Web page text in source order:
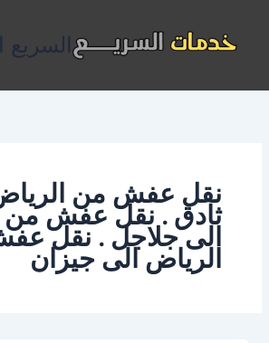
المحتوى
السريع
نقل عفش من
ثادق . نقل عفش من
الى جلاجل . نقل
الرياض الى جيزان